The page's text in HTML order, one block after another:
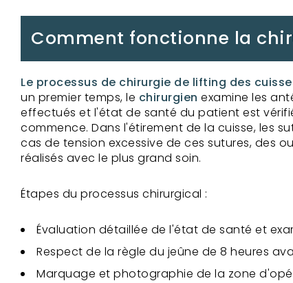
Comment fonctionne la
Le processus de chirurgie de lifting des
un premier temps, le chirurgien examine les
effectués et l'état de santé du patient est
commence. Dans l'étirement de la cuisse, les
cas de tension excessive de ces sutures, des
réalisés avec le plus grand soin.
Étapes du processus chirurgical :
Évaluation détaillée de l'état de santé et
Respect de la règle du jeûne de 8 heures
Marquage et photographie de la zone